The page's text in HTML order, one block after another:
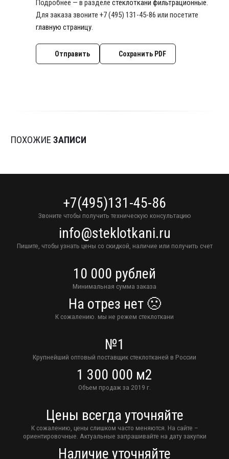
Подробнее — в разделе стеклоткани фильтрационные.
Для заказа звоните +7 (495) 131-45-86 или посетите
главную страницу.
Отправить Сохранить PDF
ПОХОЖИЕ ЗАПИСИ
+7(495)131-45-86
Звоните чтобы получить техническую консультацию
info@steklotkani.ru
Пишите, чтобы узнать цены со скидкой, наличие или получить счет
10 000 рублей
Минимальная сумма заказа
На отрез нет 🙁
К сожалению. мы не режем стеклоткани
№1
Крупнейший оптовый поставщик стеклотканей в России
1 300 000 м2
Объем продаж за 2019 г.
Цены всегда уточняйте
К сожалению, цены слишком часто меняются. На сайте –
ориентировочные. Актуальные запрашивайте на дату закупки
Наличие уточняйте